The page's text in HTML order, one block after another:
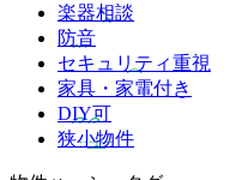
楽器相談
防音
セキュリティ重視
家具・家電付き
DIY可
狭小物件